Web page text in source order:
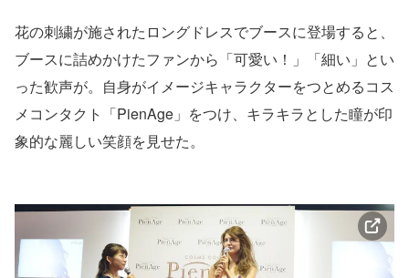
花の刺繍が施されたロングドレスでブースに登場すると、
ブースに詰めかけたファンから「可愛い！」「細い」とい
った歓声が。自身がイメージキャラクターをつとめるコス
メコンタクト「PienAge」をつけ、キラキラとした瞳が印
象的な麗しい笑顔を見せた。